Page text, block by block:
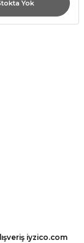
Yok
iyzico.com